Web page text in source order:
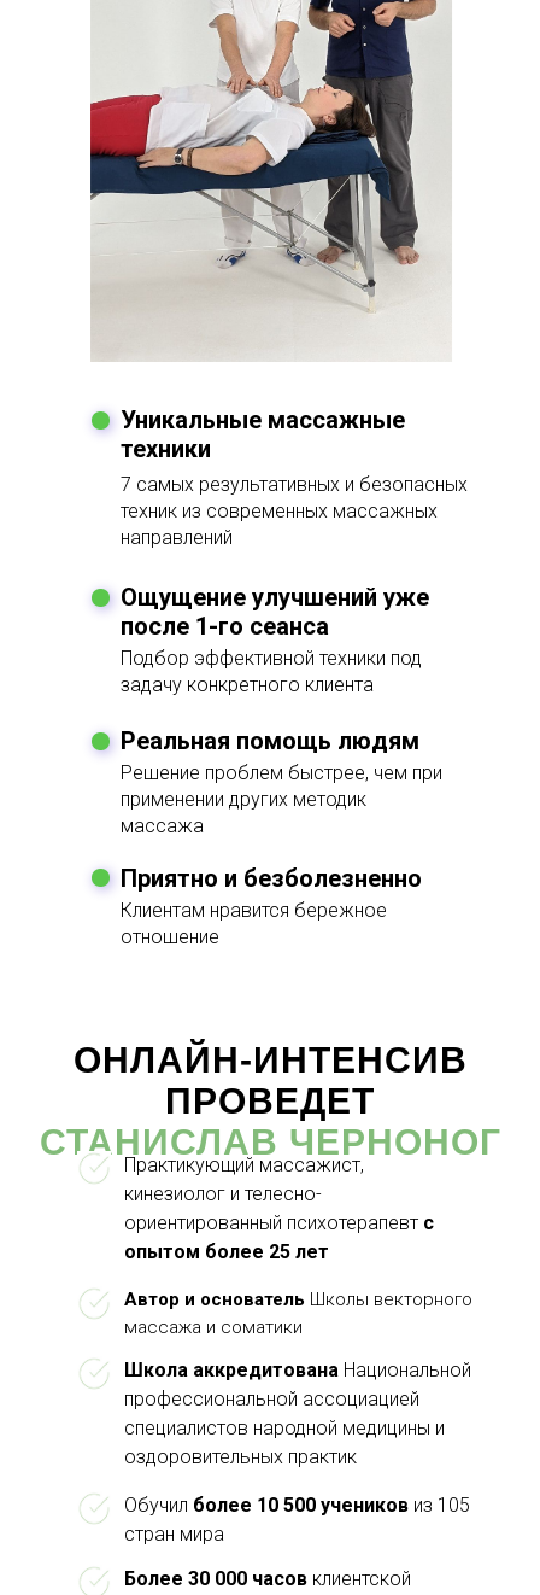
7 самых результативных и безопасных
техник из современных массажных
направлений
Подбор эффективной техники под
задачу конкретного клиента
Решение проблем быстрее, чем при
применении других методик
массажа
Клиентам нравится бережное
отношение
Уникальные массажные
техники
Ощущение улучшений уже
после 1-го сеанса
Реальная помощь людям
Приятно и безболезненно
ОНЛАЙН-ИНТЕНСИВ
ПРОВЕДЕТ
СТАНИСЛАВ ЧЕРНОНОГ
Практикующий массажист,
кинезиолог и телесно-
ориентированный психотерапевт с
опытом более 25 лет
Автор и основатель Школы векторного
массажа и соматики
Школа аккредитована Национальной
профессиональной ассоциацией
специалистов народной медицины и
оздоровительных практик
Обучил более 10 500 учеников из 105
стран мира
Более 30 000 часов клиентской